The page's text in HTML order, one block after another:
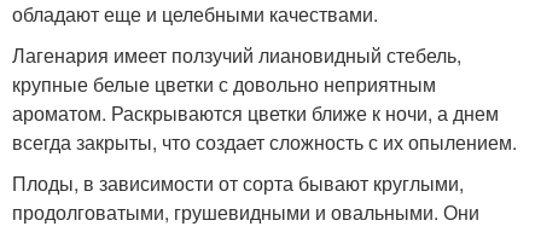
обладают еще и целебными качествами.
Лагенария имеет ползучий лиановидный стебель,
крупные белые цветки с довольно неприятным
ароматом. Раскрываются цветки ближе к ночи, а днем
всегда закрыты, что создает сложность с их опылением.
Плоды, в зависимости от сорта бывают круглыми,
продолговатыми, грушевидными и овальными. Они